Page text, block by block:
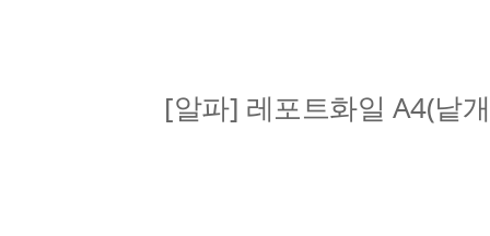
[알파] 레포트화일 A4(낱